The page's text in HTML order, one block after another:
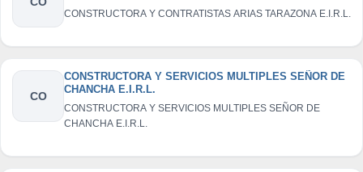
CONSTRUCTORA Y CONTRATISTAS ARIAS TARAZONA E.I.R.L.
CO
CONSTRUCTORA Y SERVICIOS MULTIPLES SEÑOR DE
CHANCHA E.I.R.L.
CONSTRUCTORA Y SERVICIOS MULTIPLES SEÑOR DE
CHANCHA E.I.R.L.